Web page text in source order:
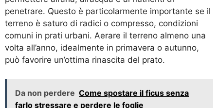
penetrare. Questo è particolarmente importante se il
terreno è saturo di radici o compresso, condizioni
comuni in prati urbani. Aerare il terreno almeno una
volta all’anno, idealmente in primavera o autunno,
può favorire un’ottima rinascita del prato.
Da non perdere Come spostare il ficus senza
farlo stressare e perdere le foglie